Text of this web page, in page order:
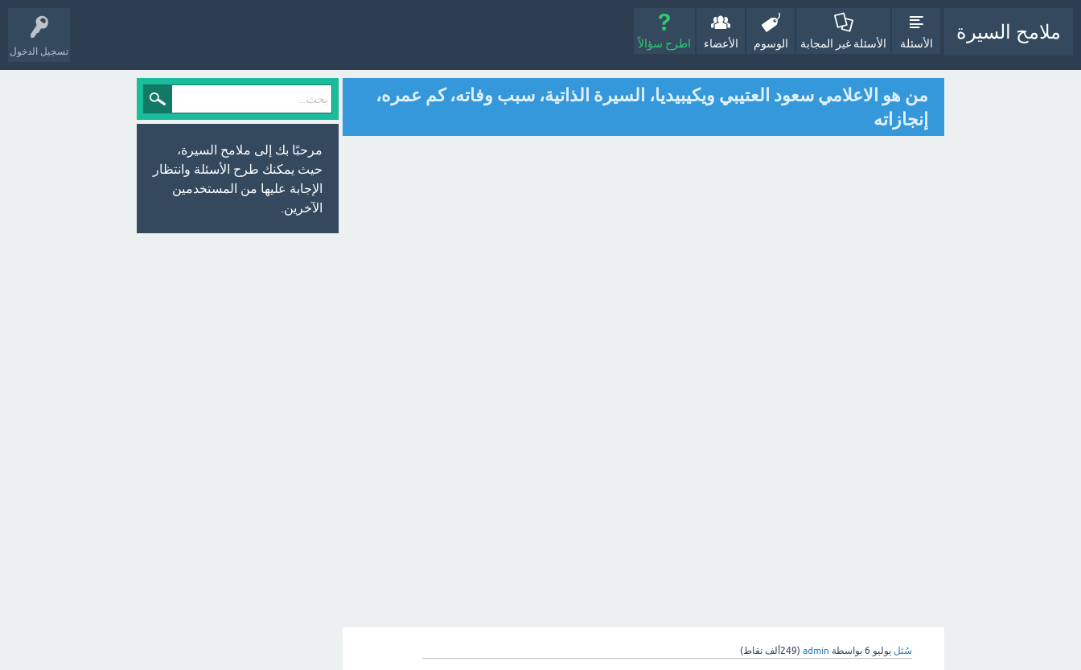
تسجيل الدخول
ملامح السيرة
الأسئلة الأسئلة غير المجابة الوسوم الأعضاء اطرح سؤالاً
من هو الاعلامي سعود العتيبي ويكيبيديا، السيرة الذاتية، سبب وفاته، كم عمره،
إنجازاته
سُئل يوليو 6 بواسطة admin
(249ألف نقاط)
مرحبًا بك إلى ملامح السيرة،
حيث يمكنك طرح الأسئلة وانتظار
الإجابة عليها من المستخدمين
الآخرين.